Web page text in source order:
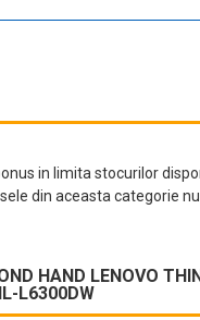
caracteristici tehnice care
vă conecta toate
in limita stocurilor
din aceasta categorie
HAND LENOVO
L6300DW